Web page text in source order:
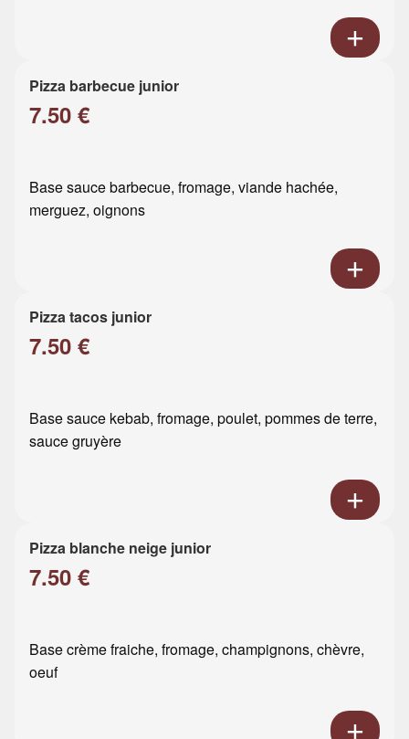
Pizza barbecue junior
7.50 €
Base sauce barbecue, fromage, viande hachée,
merguez, oignons
Pizza tacos junior
7.50 €
Base sauce kebab, fromage, poulet, pommes de terre,
sauce gruyère
Pizza blanche neige junior
7.50 €
Base crème fraiche, fromage, champignons, chèvre,
oeuf